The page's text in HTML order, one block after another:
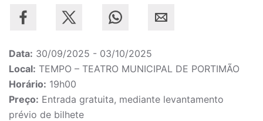
Data: 30/09/2025 - 03/10/2025
Local: TEMPO – TEATRO MUNICIPAL DE PORTIMÃO
Horário: 19h00
Preço: Entrada gratuita, mediante levantamento
prévio de bilhete